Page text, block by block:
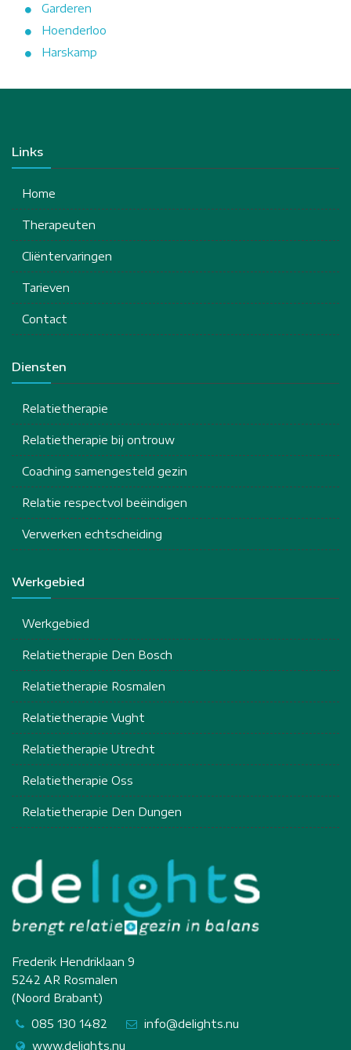
Garderen
Hoenderloo
Harskamp
Links
Home
Therapeuten
Cliëntervaringen
Tarieven
Contact
Diensten
Relatietherapie
Relatietherapie bij ontrouw
Coaching samengesteld gezin
Relatie respectvol beëindigen
Verwerken echtscheiding
Werkgebied
Werkgebied
Relatietherapie Den Bosch
Relatietherapie Rosmalen
Relatietherapie Vught
Relatietherapie Utrecht
Relatietherapie Oss
Relatietherapie Den Dungen
Frederik Hendriklaan 9
5242 AR Rosmalen
(Noord Brabant)
085 130 1482
info@delights.nu
www.delights.nu